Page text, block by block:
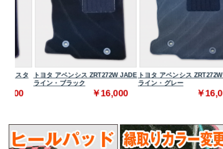
トヨタ アベンシス ZRT272W JADE
ライン・ブラック
￥16,000
トヨタ アベンシス ZRT272W JADE
ライン・グレー
￥16,000